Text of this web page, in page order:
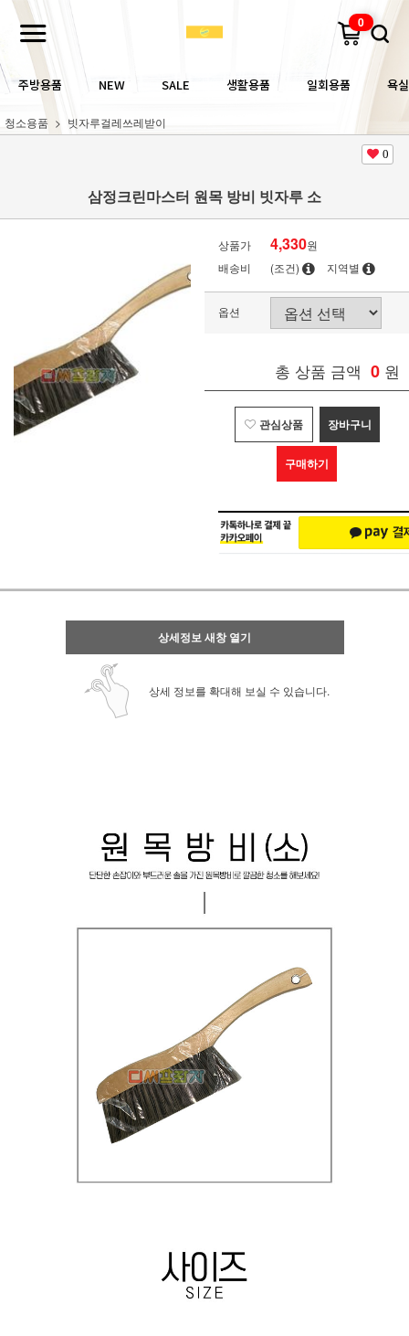
0
주방용품 NEW SALE 생활용품 일회용품 욕
청소용품 빗자루걸레쓰레받이
0
삼정크린마스터 원목 방비 빗자루 소
상품가 4,330원
배송비
(조건) 지역별
옵션
총 상품 금액 0 원
관심상품 장바구니
구매하기
상세정보 새창 열기
상세 정보를 확대해 보실 수 있습니다.